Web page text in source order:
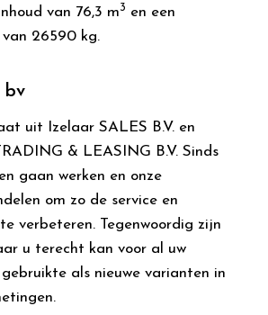
van 76,3 m3 en een
van 26590 kg.
bv
uit Izelaar SALES B.V. en
& LEASING B.V. Sinds
gaan werken en onze
om zo de service en
verbeteren. Tegenwoordig zijn
u terecht kan voor al uw
als nieuwe varianten in